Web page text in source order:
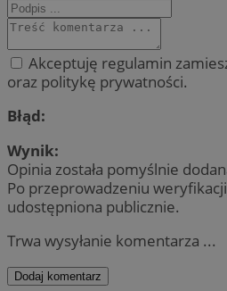
Akceptuję regulamin
oraz politykę prywatności.
Błąd:
Wynik:
Opinia została pomyślnie
Po przeprowadzeniu
udostępniona publicznie.
Trwa wysyłanie komentarza ...
Dodaj komentarz